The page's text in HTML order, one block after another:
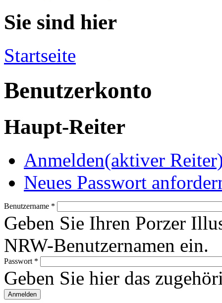
Sie sind hier
Startseite
Benutzerkonto
Haupt-Reiter
Anmelden(aktiver
Neues Passwort
Benutzername *
Geben Sie Ihren Porzer
NRW-Benutzernamen ein.
Passwort *
Geben Sie hier das